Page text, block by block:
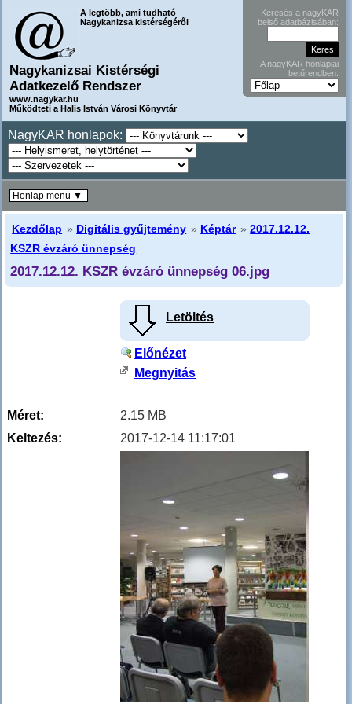
A legtöbb, ami tudható
Nagykanizsa kistérségéről
Nagykanizsai Kistérségi
Adatkezelő Rendszer
www.nagykar.hu
Működteti a Halis István Városi Könyvtár
Keresés a nagyKAR
belső adatbázisában:
A nagyKAR honlapjai
betűrendben:
NagyKAR honlapok:
Kezdőlap » Digitális gyűjtemény » Képtár »2017.12.12.
KSZR évzáró ünnepség
2017.12.12. KSZR évzáró ünnepség 06.jpg
Letöltés
Előnézet
Megnyitás
Méret:
2.15 MB
Keltezés:
2017-12-14 11:17:01
Honlap menü ▼